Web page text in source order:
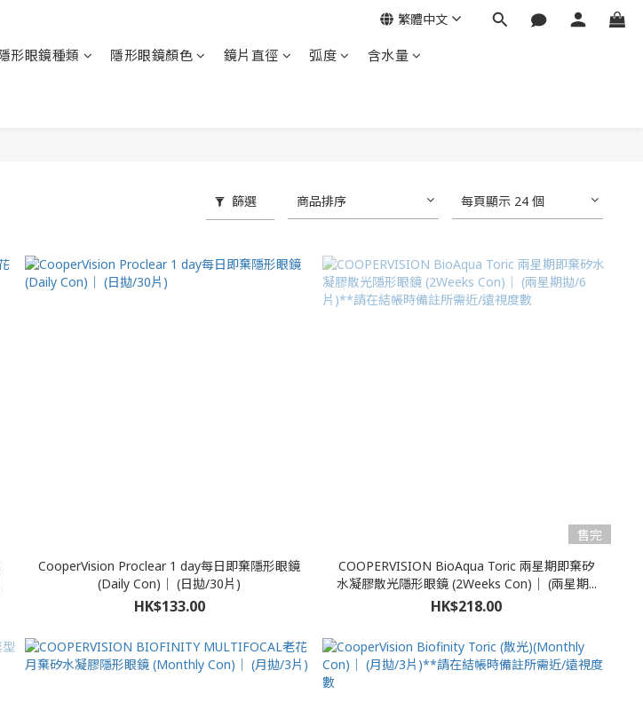
形眼鏡種類 隱形眼鏡顏色 鏡片直徑 弧度 含水量
繁體中文
篩選 商品排序 每頁顯示 24 個
CooperVision Proclear 1 day每日即棄隱形眼鏡
(Daily Con)｜ (日拋/30片)
HK$133.00
售完
COOPERVISION BioAqua Toric 兩星期即棄矽
水凝膠散光隱形眼鏡 (2Weeks Con)｜ (兩星期...
HK$218.00